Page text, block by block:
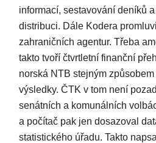
informací, sestavování deníků
distribuci. Dále Kodera
zahraničních agentur. Třeba
takto tvoří čtvrtletní finanční
norská NTB stejným
výsledky. ČTK v tom není
senátních a komunálních
a počítač pak jen dosazoval
statistického úřadu. Takto